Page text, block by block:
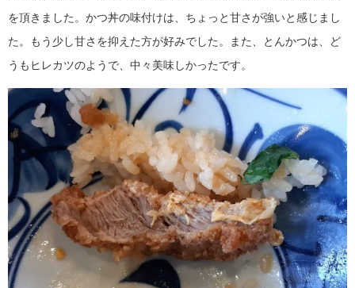
を頂きました。かつ丼の味付けは、ちょっと甘さが強いと感じまし
た。もう少し甘さを抑えた方が好みでした。また、とんかつは、ど
うもヒレカツのようで、中々美味しかったです。